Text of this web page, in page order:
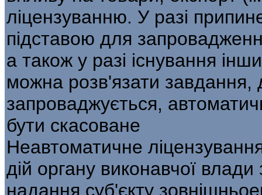
ліцензуванню. У разі
підставою для
а також у разі існування
можна розв'язати завдання,
запроваджується,
бути скасоване
Неавтоматичне
дій органу виконавчої влади
надання суб'єкту